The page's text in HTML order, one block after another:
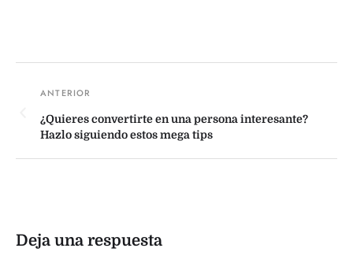
¿Quieres convertirte en una persona interesante?
Hazlo siguiendo estos mega tips
Deja una respuesta